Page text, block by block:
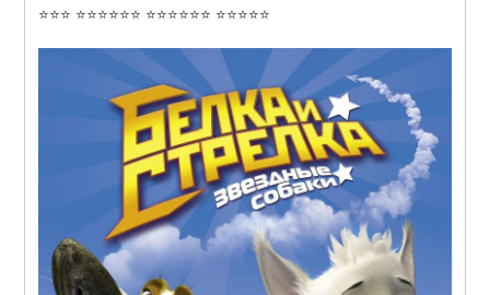
⭐⭐⭐ ⭐⭐⭐⭐⭐⭐ ⭐⭐⭐⭐⭐⭐ ⭐⭐⭐⭐⭐